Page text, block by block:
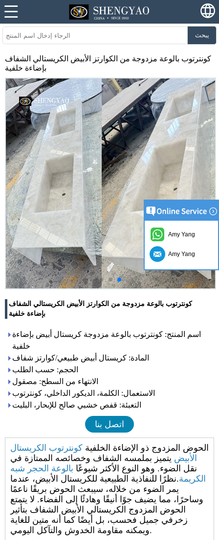
يبحث
كونترتوب بالوعة مزدوجة من الكوارتز الأبيض الكريستالي الشفاف
بإضاءة خلفية
كونترتوب بالوعة مزدوجة من الكوارتز الأبيض الكريستالي الشفاف
بإضاءة خلفية
اسم المنتج: كونترتوب بالوعة مزدوجة كريستال أبيض بإضاءة
خلفية
المادة: كريستال أبيض طبيعي/كوارتز شفاف
الحجم: حسب الطلب
الانتهاء من السطح: مصقول
الاستعمال: الكلمة، الديكور الداخلي، كونترتوب
التعبئة: قفص خشبي صالح للإبحار، البليت
اتصل بنا
الحوض المزدوج ذو الإضاءة الخلفية كونترتوب الكريستال
الأبيض يتميز بملمسه الشفاف وخصائصه الممتازة في
نقل الضوء. وهو النوع الأكثر شيوعًا بالوعة الحجر شبه
الكريمة.نظرًا للنفاذية الطبيعية للكريستال الأبيض، عندما
يمر الضوء من خلاله، سيبعث الحوض بريقًا ناعمًا
وساحرًا، مما يضيف جوًا أنيقًا وهادئًا إلى الفضاء. لا يتمتع
الحوض المزدوج الكريستالي الأبيض الشفاف بتأثير
زخرفي جميل فحسب، بل أيضًا كما أنه متين للغاية
ويمكنه مقاومة الخدوش والتآكل اليومي.
Amy Yang
Amy Yang